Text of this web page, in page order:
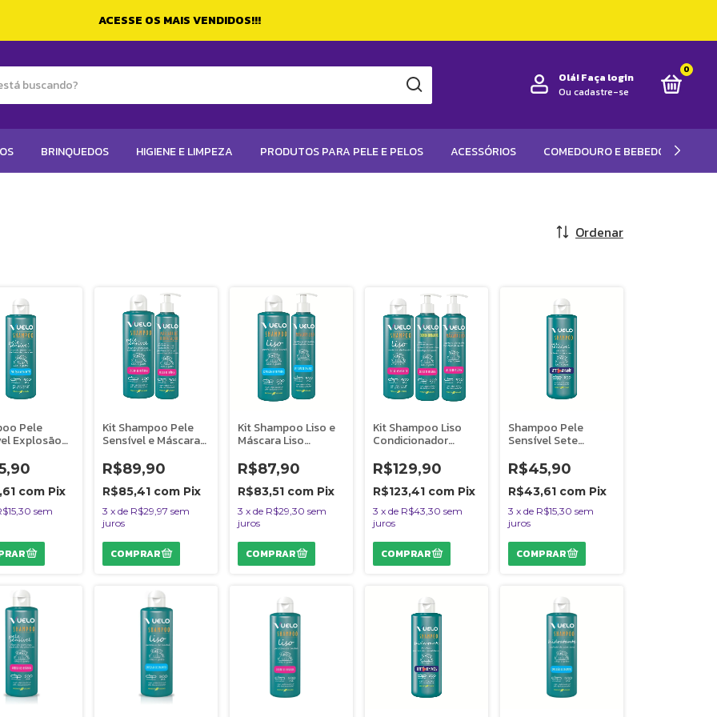
ACESSE OS MAIS VENDIDOS!!!
Olá!Faça login
Ou cadastre-se
0
BRINQUEDOS HIGIENE E LIMPEZA PRODUTOS PARA PELE E PELOS ACESSÓRIOS COMEDOURO E BEBEDOUROS
Ordenar
Pele
Explosão
Cães e
500 ml
com Pix
sem
Kit Shampoo Pele
Sensível e Máscara
de Infância Vuelo
Cães
R$89,90
R$85,41 com Pix
3 x de R$29,97 sem
juros
Kit Shampoo Liso e
Máscara Liso
Encantos Vuelo
Cães
R$87,90
R$83,51 com Pix
3 x de R$29,30 sem
juros
Kit Shampoo Liso
Condicionador
de Infância Vuelo
Cães
R$129,90
R$123,41 com Pix
3 x de R$43,30 sem
juros
Shampoo Pele
Sensível Sete
Dolce Pet Cães e
Gatos 500 ml
R$45,90
R$43,61 com Pix
3 x de R$15,30 sem
juros